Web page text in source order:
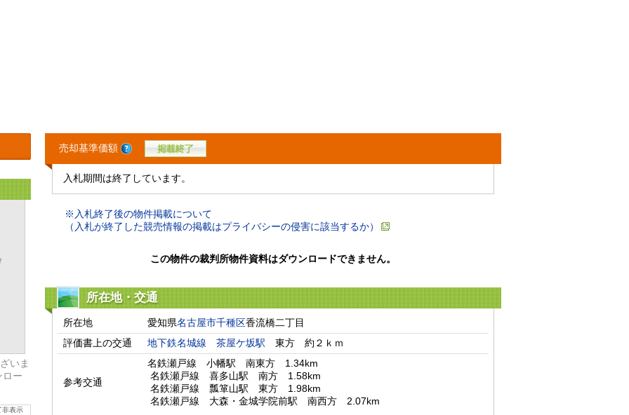
いま
ロー
非表示
売却基準価額
入札期間は終了しています。
※入札終了後の物件掲載について
（入札が終了した競売情報の掲載はプライバシーの侵害に該当するか）
この物件の裁判所物件資料はダウンロードできません。
所在地・交通
所在地 愛知県名古屋市千種区香流橋二丁目
評価書上の交通
地下鉄名城線 茶屋ケ坂駅 東方　約２ｋｍ
参考交通
名鉄瀬戸線　小幡駅　南東方　1.34km
名鉄瀬戸線　大森・金城学院前駅　南西方　2.07km